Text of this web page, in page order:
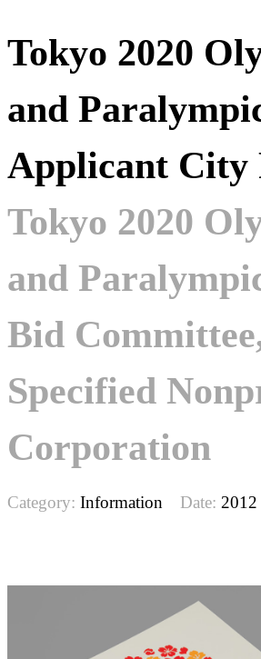
Tokyo 2020
and
Applicant
Tokyo 2020
and
Bid
Specified
Corporation
Category: Information Date: 2012